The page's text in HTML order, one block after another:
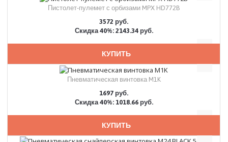
Пистолет-пулемет с орбизами MPX HD772B
3572 руб.
Скидка 40%: 2143.34 руб.
КУПИТЬ
Пневматическая винтовка M1K
1697 руб.
Скидка 40%: 1018.66 руб.
КУПИТЬ